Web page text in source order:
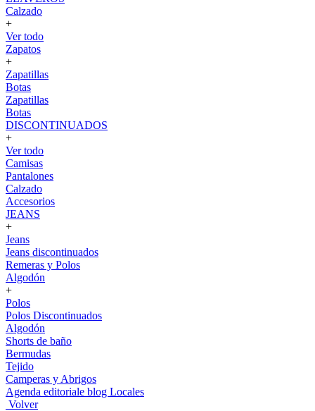
Calzado
+
Ver todo
Zapatos
+
Zapatillas
Botas
Zapatillas
Botas
DISCONTINUADOS
+
Ver todo
Camisas
Pantalones
Calzado
Accesorios
JEANS
+
Jeans
Jeans discontinuados
Remeras y Polos
Algodón
+
Polos
Polos Discontinuados
Algodón
Shorts de baño
Bermudas
Tejido
Camperas y Abrigos
Agenda editoriale blog Locales
Volver